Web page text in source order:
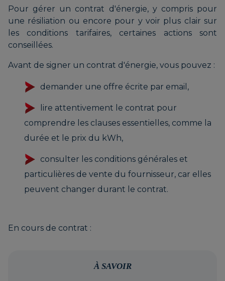
Pour gérer un contrat d'énergie, y compris pour
une résiliation ou encore pour y voir plus clair sur
les conditions tarifaires, certaines actions sont
conseillées.
Avant de signer un contrat d'énergie, vous pouvez :
demander une offre écrite par email,
lire attentivement le contrat pour
comprendre les clauses essentielles, comme la
durée et le prix du kWh,
consulter les conditions générales et
particulières de vente du fournisseur, car elles
peuvent changer durant le contrat.
En cours de contrat :
À SAVOIR